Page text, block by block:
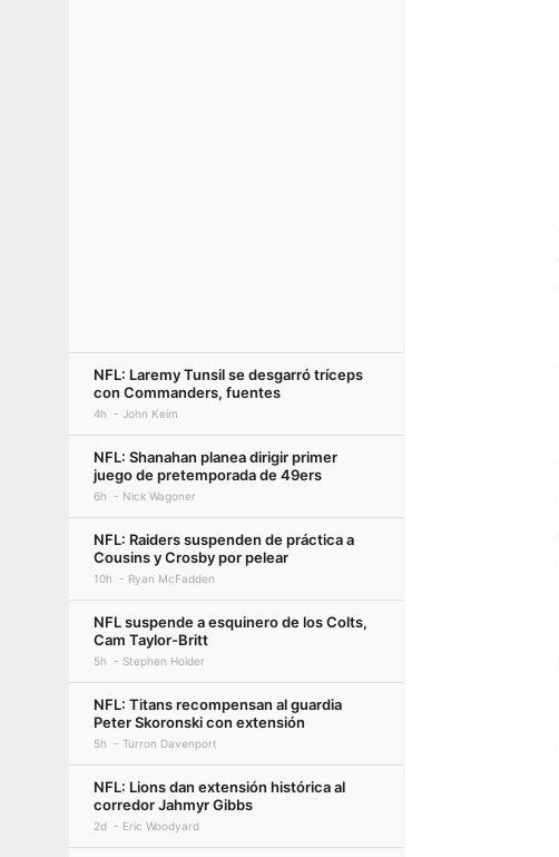
NFL: Laremy Tunsil se desgarró tríceps
con Commanders, fuentes
4h John Keim
NFL: Shanahan planea dirigir primer
juego de pretemporada de 49ers
6h Nick Wagoner
NFL: Raiders suspenden de práctica a
Cousins y Crosby por pelear
10h Ryan McFadden
NFL suspende a esquinero de los Colts,
Cam Taylor-Britt
5h Stephen Holder
NFL: Titans recompensan al guardia
Peter Skoronski con extensión
5h Turron Davenport
NFL: Lions dan extensión histórica al
corredor Jahmyr Gibbs
2d Eric Woodyard